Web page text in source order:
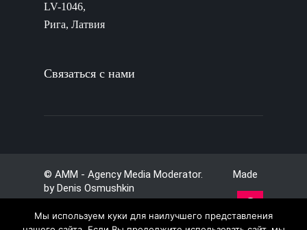
LV-1046,
Рига, Латвия
Связаться с нами
© AMM - Agency Media Moderator. Made
byDenis Osmushkin
Мы используем куки для наилучшего представления